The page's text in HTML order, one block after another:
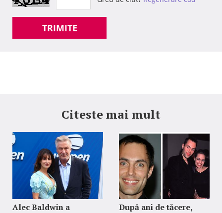
TRIMITE
Citeste mai mult
Alec Baldwin a
După ani de tăcere,